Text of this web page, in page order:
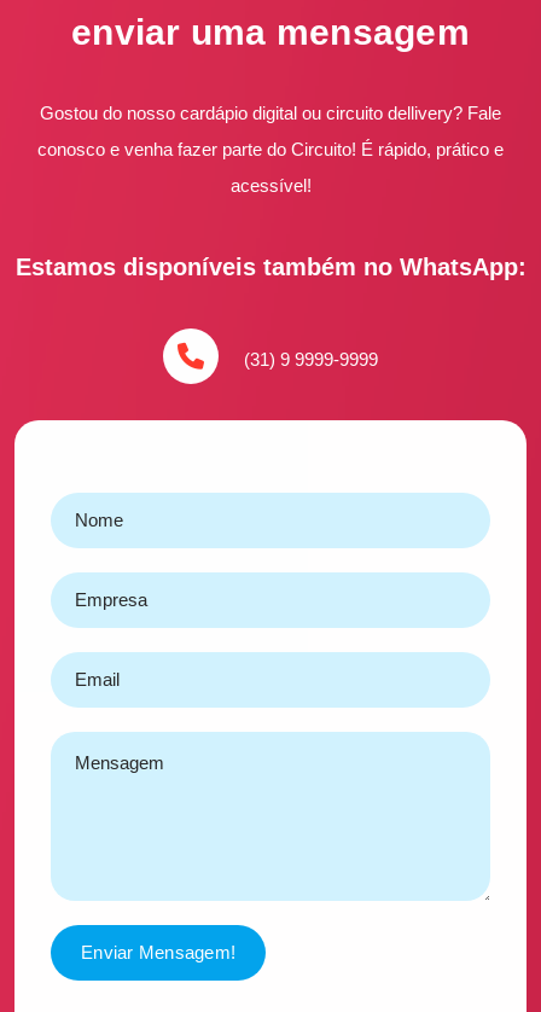
enviar uma mensagem
Gostou do nosso cardápio digital ou circuito dellivery? Fale
conosco e venha fazer parte do Circuito! É rápido, prático e
acessível!
Estamos disponíveis também no WhatsApp:
(31) 9 9999-9999
Enviar Mensagem!